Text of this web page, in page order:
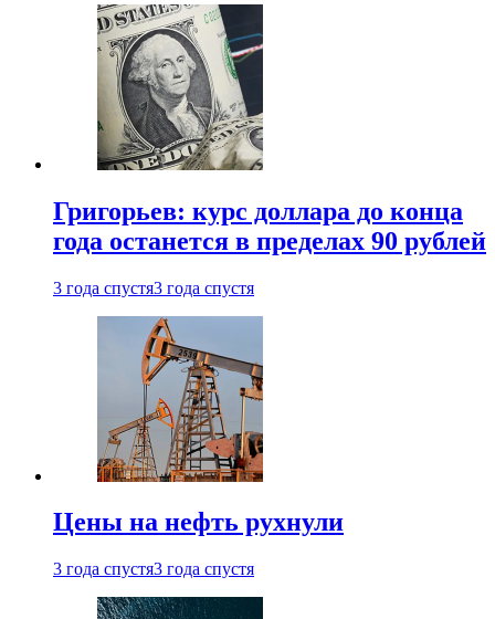
Григорьев: курс доллара до конца
года останется в пределах 90 рублей
3 года спустя3 года спустя
Цены на нефть рухнули
3 года спустя3 года спустя